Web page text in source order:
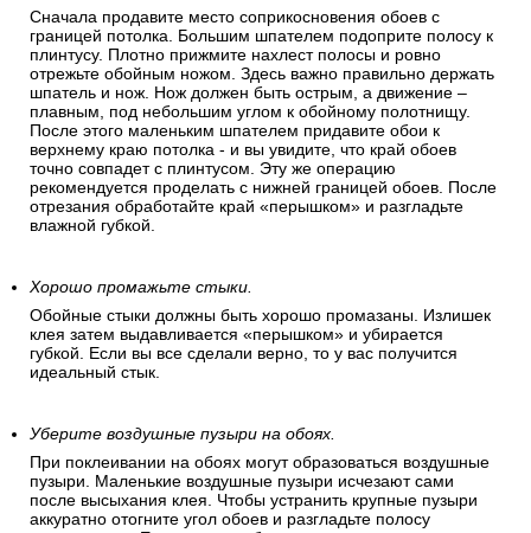
Сначала продавите место соприкосновения обоев с
границей потолка. Большим шпателем подоприте полосу к
плинтусу. Плотно прижмите нахлест полосы и ровно
отрежьте обойным ножом. Здесь важно правильно держать
шпатель и нож. Нож должен быть острым, а движение –
плавным, под небольшим углом к обойному полотнищу.
После этого маленьким шпателем придавите обои к
верхнему краю потолка - и вы увидите, что край обоев
точно совпадет с плинтусом. Эту же операцию
рекомендуется проделать с нижней границей обоев. После
отрезания обработайте край «перышком» и разгладьте
влажной губкой.
Хорошо промажьте стыки.
Обойные стыки должны быть хорошо промазаны. Излишек
клея затем выдавливается «перышком» и убирается
губкой. Если вы все сделали верно, то у вас получится
идеальный стык.
Уберите воздушные пузыри на обоях.
При поклеивании на обоях могут образоваться воздушные
пузыри. Маленькие воздушные пузыри исчезают сами
после высыхания клея. Чтобы устранить крупные пузыри
аккуратно отогните угол обоев и разгладьте полосу